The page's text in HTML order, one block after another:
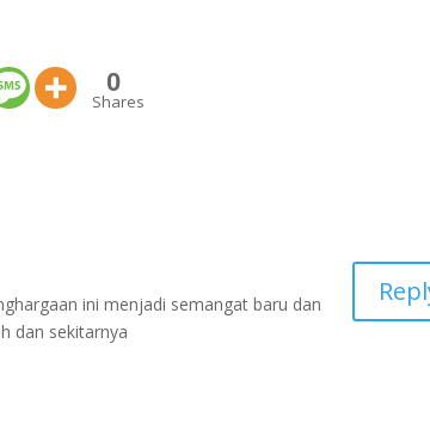
0
Shares
ini menjadi semangat baru dan
dan sekitarnya